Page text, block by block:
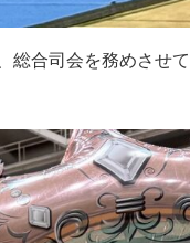
合司会を務めさせて